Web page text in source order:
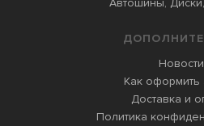
Автошины,
Новости
Как оформить
Доставка и
Политика